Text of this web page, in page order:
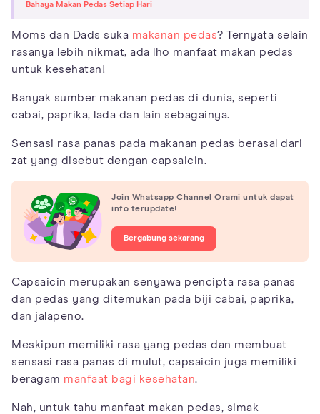
Bahaya Makan Pedas Setiap Hari
Moms dan Dads suka makanan pedas? Ternyata selain
rasanya lebih nikmat, ada lho manfaat makan pedas
untuk kesehatan!
Banyak sumber makanan pedas di dunia, seperti
cabai, paprika, lada dan lain sebagainya.
Sensasi rasa panas pada makanan pedas berasal dari
zat yang disebut dengan capsaicin.
Join Whatsapp Channel Orami untuk dapat
info terupdate!
Bergabung sekarang
Capsaicin merupakan senyawa pencipta rasa panas
dan pedas yang ditemukan pada biji cabai, paprika,
dan jalapeno.
Meskipun memiliki rasa yang pedas dan membuat
sensasi rasa panas di mulut, capsaicin juga memiliki
beragam manfaat bagi kesehatan.
Nah, untuk tahu manfaat makan pedas, simak